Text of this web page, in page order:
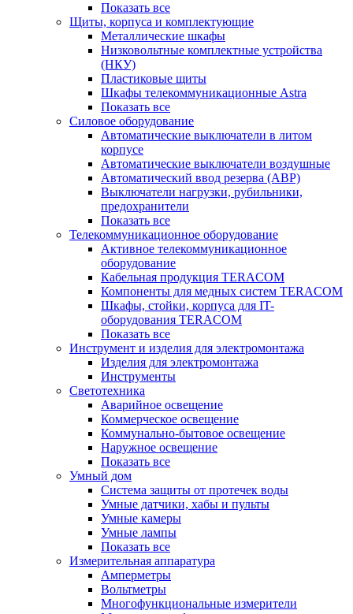
Показать все
Щиты, корпуса и комплектующие
Металлические шкафы
Низковольтные комплектные устройства
(НКУ)
Пластиковые щиты
Шкафы телекоммуникационные Astra
Показать все
Силовое оборудование
Автоматические выключатели в литом
корпусе
Автоматические выключатели воздушные
Автоматический ввод резерва (АВР)
Выключатели нагрузки, рубильники,
предохранители
Показать все
Телекоммуникационное оборудование
Активное телекоммуникационное
оборудование
Кабельная продукция TERACOM
Компоненты для медных систем TERACOM
Шкафы, стойки, корпуса для IT-
оборудования TERACOM
Показать все
Инструмент и изделия для электромонтажа
Изделия для электромонтажа
Инструменты
Светотехника
Аварийное освещение
Коммерческое освещение
Коммунально-бытовое освещение
Наружное освещение
Показать все
Умный дом
Система защиты от протечек воды
Умные датчики, хабы и пульты
Умные камеры
Умные лампы
Показать все
Измерительная аппаратура
Амперметры
Вольтметры
Многофункциональные измерители